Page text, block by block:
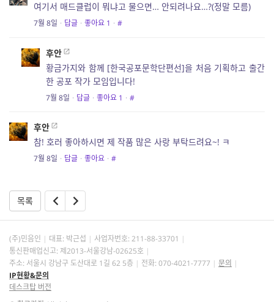
여기서 매드클럽이 뭐냐고 물으면… 안되려나요…?(정말 모름)
7월 8일 · 답글 · 좋아요 1 · #
후안
황금가지와 함께 [한국공포문학단편선]을 처음 기획하고 출간
한 공포 작가 모임입니다!
7월 8일 · 답글 · 좋아요 1 · #
후안
참! 호러 좋아하시면 제 작품 많은 사랑 부탁드려요~! ㅋ
7월 8일 · 답글 · 좋아요 · #
목록
(주)민음인 대표: 박근섭 사업자번호: 211-88-33701
통신판매업신고: 제2013-서울강남-02625호
주소: 서울시 강남구 도산대로 1길 62 5층
전화: 070-4021-7777
문의
IP현황&문의
데스크탑 버전